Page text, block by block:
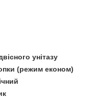
унітазу
(режим економ)